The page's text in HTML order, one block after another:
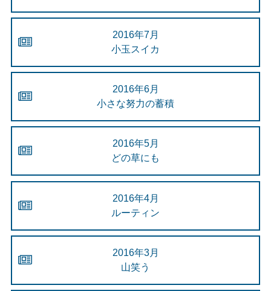
2016年7月
小玉スイカ
2016年6月
小さな努力の蓄積
2016年5月
どの草にも
2016年4月
ルーティン
2016年3月
山笑う